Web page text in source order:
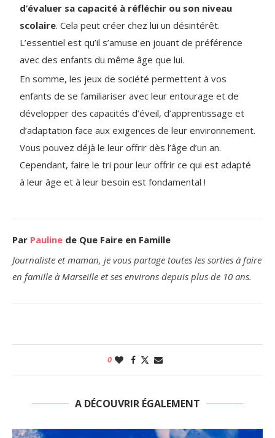
d’évaluer sa capacité à réfléchir ou son niveau
scolaire. Cela peut créer chez lui un désintérêt.
L’essentiel est qu’il s’amuse en jouant de préférence
avec des enfants du même âge que lui.
En somme, les jeux de société permettent à vos
enfants de se familiariser avec leur entourage et de
développer des capacités d’éveil, d’apprentissage et
d’adaptation face aux exigences de leur environnement.
Vous pouvez déjà le leur offrir dès l’âge d’un an.
Cependant, faire le tri pour leur offrir ce qui est adapté
à leur âge et à leur besoin est fondamental !
Par Pauline de Que Faire en Famille
Journaliste et maman, je vous partage toutes les sorties à faire
en famille à Marseille et ses environs depuis plus de 10 ans.
0
A DÉCOUVRIR ÉGALEMENT